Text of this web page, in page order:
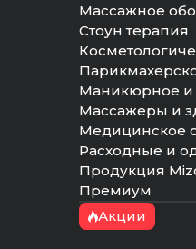
Массажное
Стоун терапия
Маникюрное и
Массажеры и
Медицинское
Расходные и
Продукция
Премиум
Акции